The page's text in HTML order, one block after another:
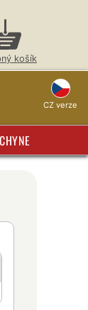
košík
CZ verze